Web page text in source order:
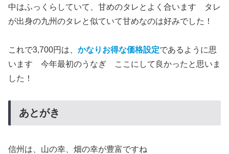
中はふっくらしていて、甘めのタレとよく合います タレ
が出身の九州のタレと似ていて甘めなのは好みでした！
これで3,700円は、 かなりお得な価格設定であるように思
います 今年最初のうなぎ ここにして良かったと思いま
した！
あとがき
信州は、山の幸、畑の幸が豊富ですね